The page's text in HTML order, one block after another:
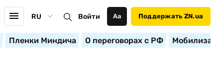
RU Войти Аа Поддержать ZN.ua
Пленки Миндича О переговорах с РФ